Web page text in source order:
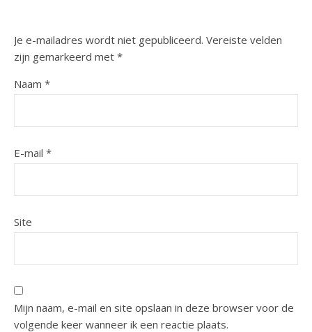
Je e-mailadres wordt niet gepubliceerd. Vereiste velden
zijn gemarkeerd met *
Naam *
E-mail *
Site
Mijn naam, e-mail en site opslaan in deze browser voor de
volgende keer wanneer ik een reactie plaats.